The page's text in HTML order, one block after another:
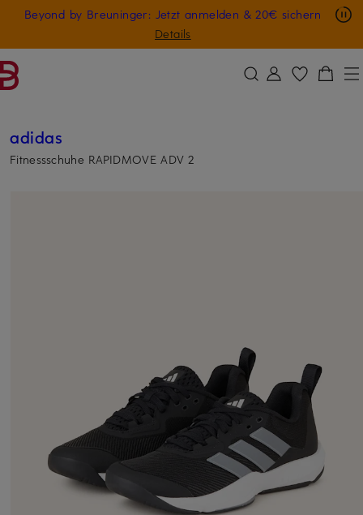
ZUM HAUPTINHALT ÜBERSPRINGEN
Beyond by Breuninger: Jetzt anmelden & 20€ sichern
Details
Nur in der App: -10 € auf digitale Geschenkkarten
GESCHENK20
adidas
Fitnessschuhe RAPIDMOVE ADV 2